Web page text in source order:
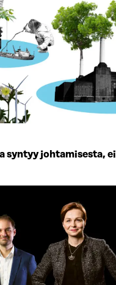
syntyy johtamisesta, ei